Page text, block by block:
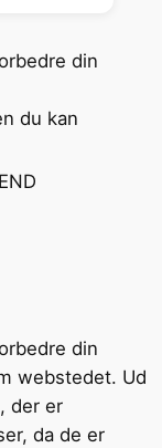
din
du kan
din
webstedet. Ud
der er
da de er